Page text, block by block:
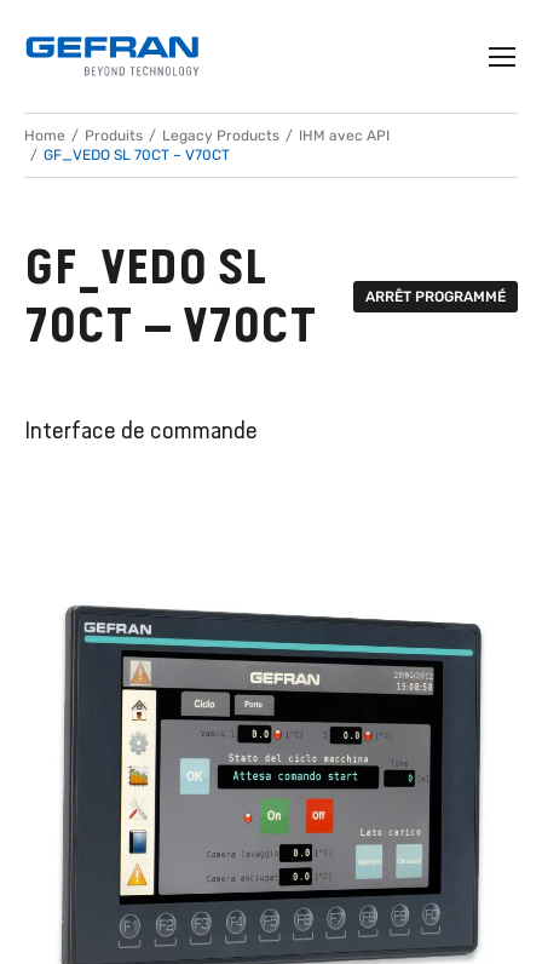
Home Produits Legacy Products
IHM avec API
GF_VEDO SL 70CT – V70CT
GF_VEDO SL
70CT – V70CT
ARRÊT PROGRAMMÉ
Interface de commande